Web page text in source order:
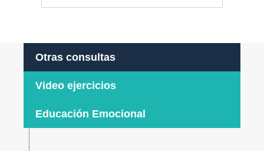
Otras consultas
Video ejercicios
Educación Emocional